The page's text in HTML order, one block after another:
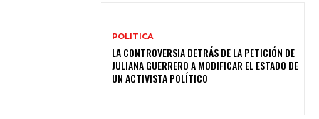
POLITICA
LA CONTROVERSIA DETRÁS DE LA PETICIÓN DE
JULIANA GUERRERO A MODIFICAR EL ESTADO DE
UN ACTIVISTA POLÍTICO